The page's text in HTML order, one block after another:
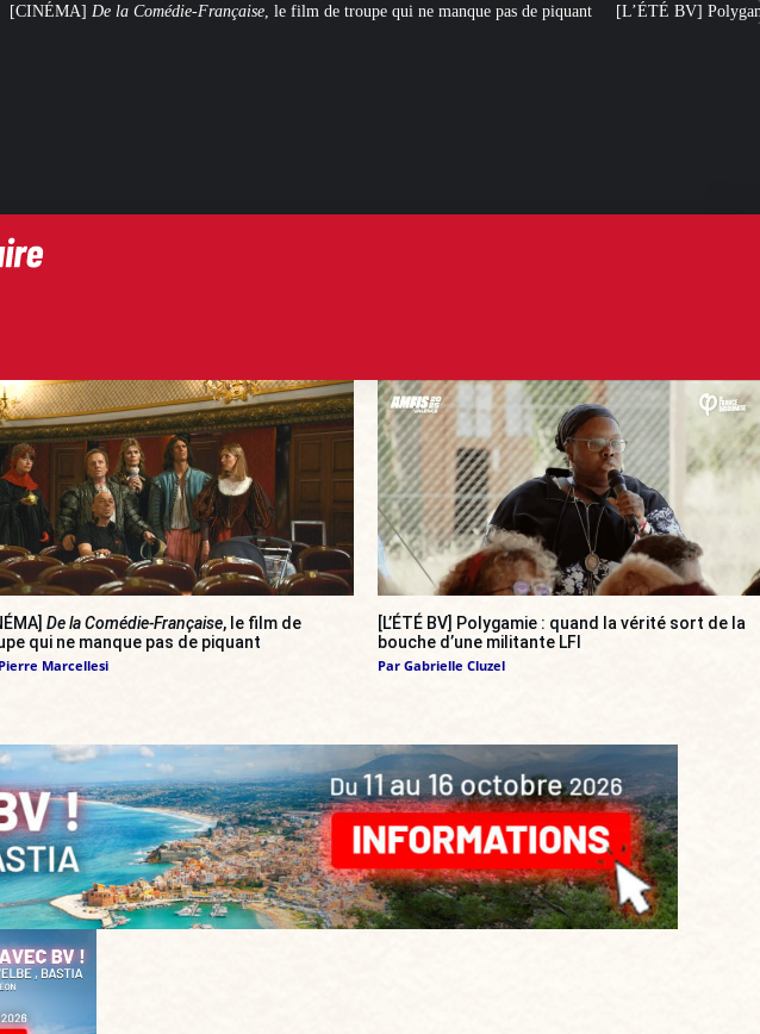
, le film de troupe qui ne manque pas de piquant [L’ÉTÉ BV] Polygamie : quand la vérité sort de
De la Comédie-Française, le film de
qui ne manque pas de piquant
Pierre Marcellesi
[L’ÉTÉ BV] Polygamie : quand la vérité sort de la
bouche d’une militante LFI
Par Gabrielle Cluzel